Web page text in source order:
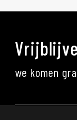
we komen